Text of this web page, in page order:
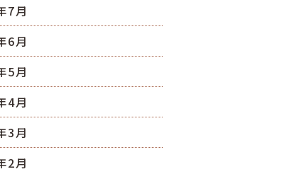
7月
6月
5月
4月
3月
2月